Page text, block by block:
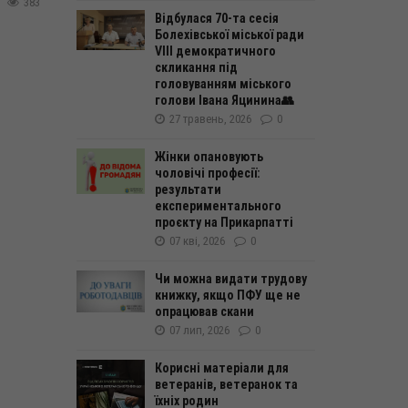
Відбулася 70-та сесія
Болехівської міської ради
VIII демократичного
скликання під
головуванням міського
голови Івана Яцинина👥
27 травень, 2026 0
Жінки опановують
чоловічі професії:
результати
експериментального
проєкту на Прикарпатті
07 кві, 2026 0
Чи можна видати трудову
книжку, якщо ПФУ ще не
опрацював скани
07 лип, 2026 0
Корисні матеріали для
ветеранів, ветеранок та
їхніх родин